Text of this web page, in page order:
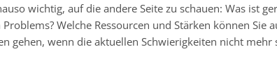
wichtig, auf die andere Seite zu schauen: Was ist
Welche Ressourcen und Stärken können Sie
gehen, wenn die aktuellen Schwierigkeiten nicht mehr